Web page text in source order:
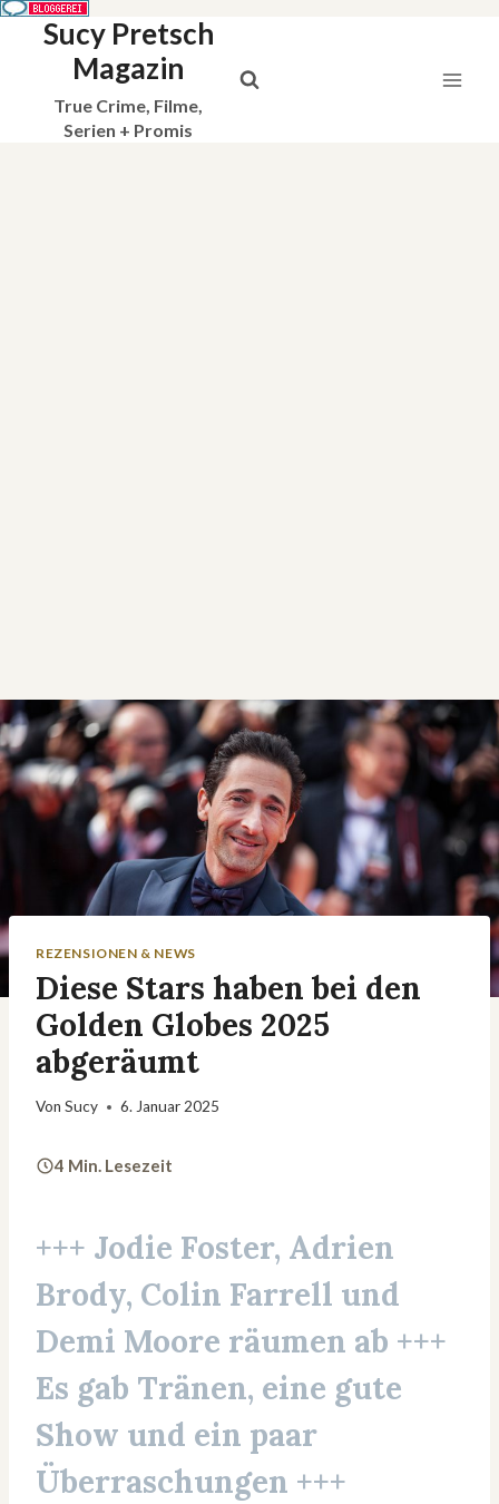
Sucy Pretsch
Magazin
True Crime, Filme,
Serien + Promis
REZENSIONEN & NEWS
Diese Stars haben bei den
Golden Globes 2025
abgeräumt
Von Sucy 6. Januar 2025
4 Min. Lesezeit
+++ Jodie Foster, Adrien
Brody, Colin Farrell und
Demi Moore räumen ab +++
Es gab Tränen, eine gute
Show und ein paar
Überraschungen +++